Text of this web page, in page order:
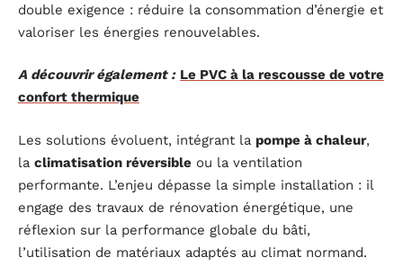
double exigence : réduire la consommation d’énergie et
valoriser les énergies renouvelables.
A découvrir également : Le PVC à la rescousse de votre
confort thermique
Les solutions évoluent, intégrant la pompe à chaleur,
la climatisation réversible ou la ventilation
performante. L’enjeu dépasse la simple installation : il
engage des travaux de rénovation énergétique, une
réflexion sur la performance globale du bâti,
l’utilisation de matériaux adaptés au climat normand.